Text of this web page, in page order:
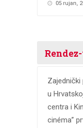
05 rujan,
u
centra i
cinéma”